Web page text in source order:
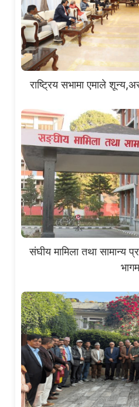
राष्ट्रिय सभामा एमाले
संघीय मामिला तथा सामान्य